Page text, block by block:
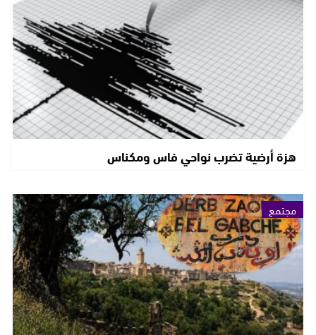
هزة أرضية تضرب نواحي فاس ومكناس
مجتمع